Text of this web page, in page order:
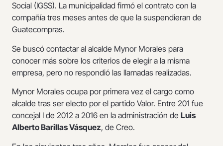
Social (IGSS). La municipalidad firmó el contrato con la
compañía tres meses antes de que la suspendieran de
Guatecompras.
Se buscó contactar al alcalde Mynor Morales para
conocer más sobre los criterios de elegir a la misma
empresa, pero no respondió las llamadas realizadas.
Mynor Morales ocupa por primera vez el cargo como
alcalde tras ser electo por el partido Valor. Entre 201 fue
concejal I de 2012 a 2016 en la administración de Luis
Alberto Barillas Vásquez, de Creo.